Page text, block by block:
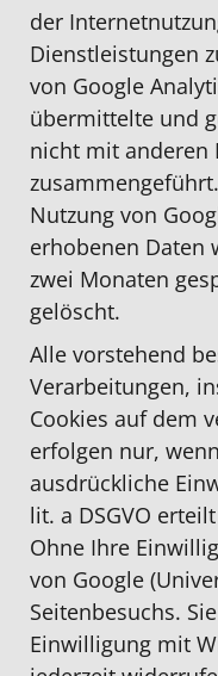
der
Dienstleistungen
von Google
übermittelte und
nicht mit anderen
Nutzung von
erhobenen Daten
zwei Monaten
gelöscht.
Alle vorstehend
Verarbeitungen,
Cookies auf dem
erfolgen nur,
ausdrückliche
lit. a DSGVO
Ohne Ihre
von Google
Seitenbesuchs.
Einwilligung mit